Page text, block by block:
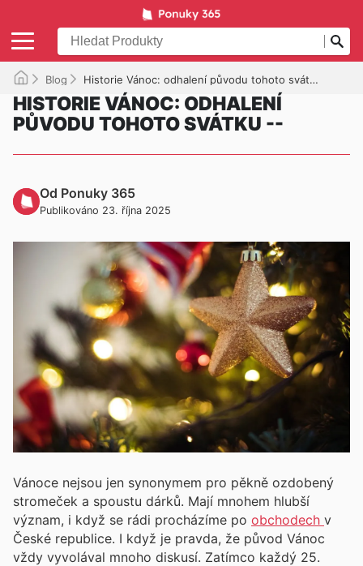
Blog Historie Vánoc: odhalení původu tohoto svátku --
HISTORIE VÁNOC: ODHALENÍ
PŮVODU TOHOTO SVÁTKU --
Od Ponuky 365
Publikováno 23. října 2025
Vánoce nejsou jen synonymem pro pěkně ozdobený
stromeček a spoustu dárků. Mají mnohem hlubší
význam, i když se rádi procházíme po obchodech v
České republice. I když je pravda, že původ Vánoc
vždy vyvolával mnoho diskusí. Zatímco každý 25.